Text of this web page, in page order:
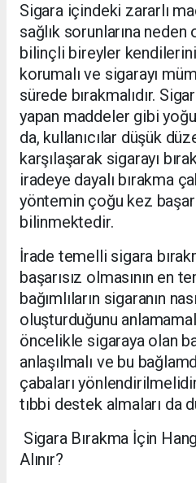
Sigara içindeki zararlı
sağlık sorunlarına
bilinçli bireyler
korumalı ve sigarayı
sürede bırakmalıdır.
yapan maddeler gibi
da, kullanıcılar düşük
karşılaşarak sigarayı
iradeye dayalı bırakma
yöntemin çoğu kez
bilinmektedir.
İrade temelli sigara
başarısız olmasının en
bağımlıların sigaranın
oluşturduğunu
öncelikle sigaraya olan
anlaşılmalı ve bu
çabaları
tıbbi destek almaları da
Sigara Bırakma İçin
Alınır?